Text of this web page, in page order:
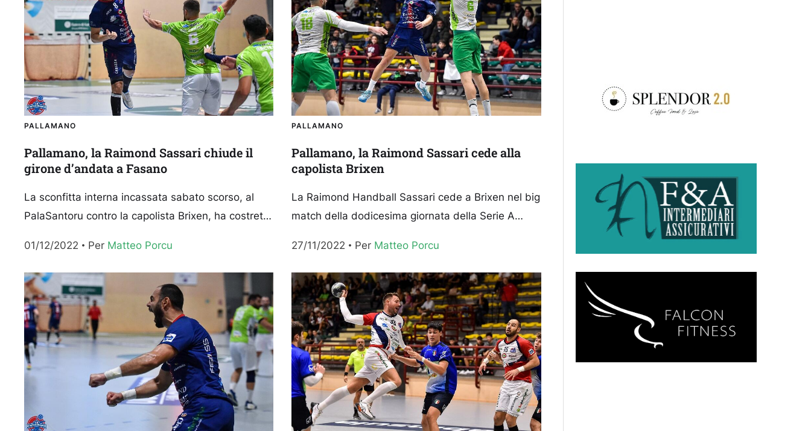
PALLAMANO
Pallamano, la Raimond Sassari chiude il
girone d’andata a Fasano
La sconfitta interna incassata sabato scorso, al
PalaSantoru contro la capolista Brixen, ha costretto
fuori dalla zona playoff. Ora quinti...
01/12/2022 Per Matteo Porcu
PALLAMANO
Pallamano, la Raimond Sassari cede alla
capolista Brixen
La Raimond Handball Sassari cede a Brixen nel big
match della dodicesima giornata della Serie A
uomini...
27/11/2022 Per Matteo Porcu